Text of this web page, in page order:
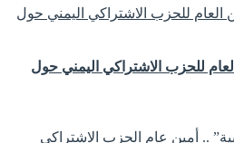
للحزب الاشتراكي اليمني حول